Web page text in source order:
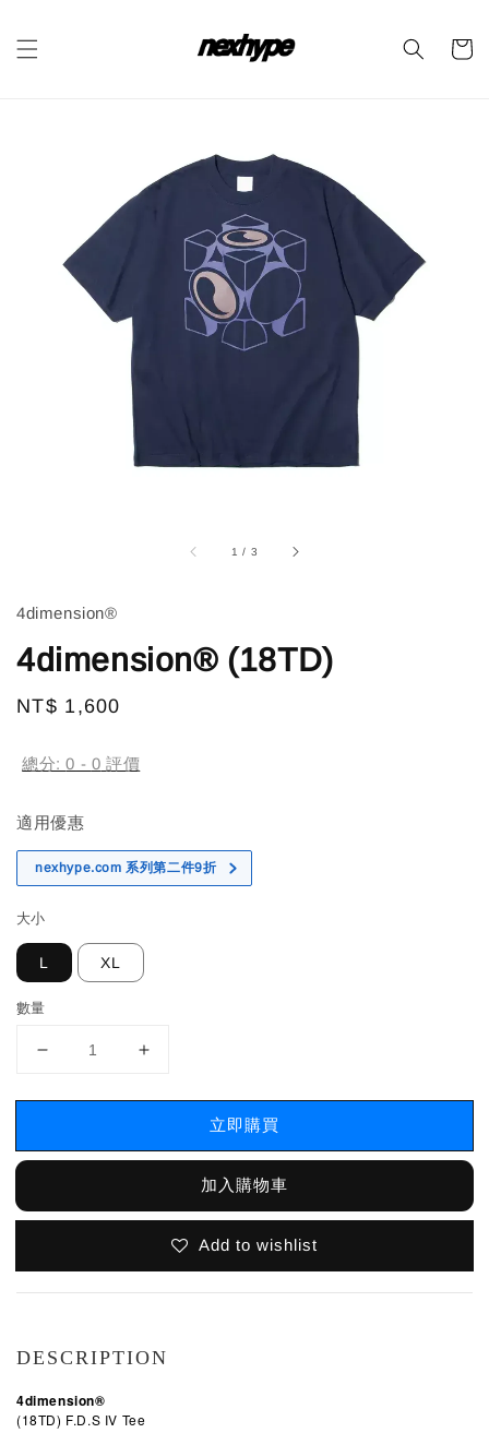
1 / 3
4dimension®
4dimension® (18TD)
Regular
NT$ 1,600
總分:0 - 0 評價
適用優惠
nexhype.com 系列第二件9折
大小
L XL
數量
立即購買
加入購物車
Add to wishlist
DESCRIPTION
4dimension®
(18TD) F.D.S IV Tee